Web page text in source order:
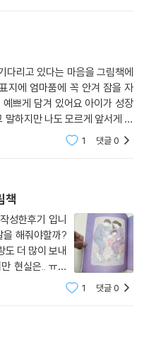
이 평소 부모님에게서 가장
는 건 불가능에 가깝습니다. 현
루기에 가까운 아이와의 소통으
보니 ‘안 돼’, ‘하지 마’, ‘빨리
하게 되지요. 엄마는 나름의 최
다는 아쉬움과 자책을 갖기 쉽
는 지금도 충분히 잘하고 있다
표현하지 못했던 속마음을 전
함께한 '엄마 기획단' 서른 명의
에서 엄마가 아이에게 가장 전
누고 싶은 기억이 무엇인지 묻
에 담겨 있습니다. [엄마 마음
이에게 전달해도 좋고, 처음부
. 굳이 설명을 덧붙이지 않더
다리고 있다는 마음을 그림책에
쁘게 담겨 있어요 아이가 성장
하지만 나도 모르게 앞서게 되
을 하게되면 엄마의 껌딱지가
1 댓글0
책
성한후기 입니
해줘야할까?
도 더 많이 보내
현실은.. ㅠㅠ
들긴 하더라고
게 의도치 않
1 댓글0